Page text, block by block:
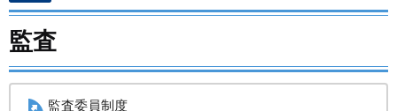
すべて
ごみの分別 カレンダーでさがす
監査
監査委員制度